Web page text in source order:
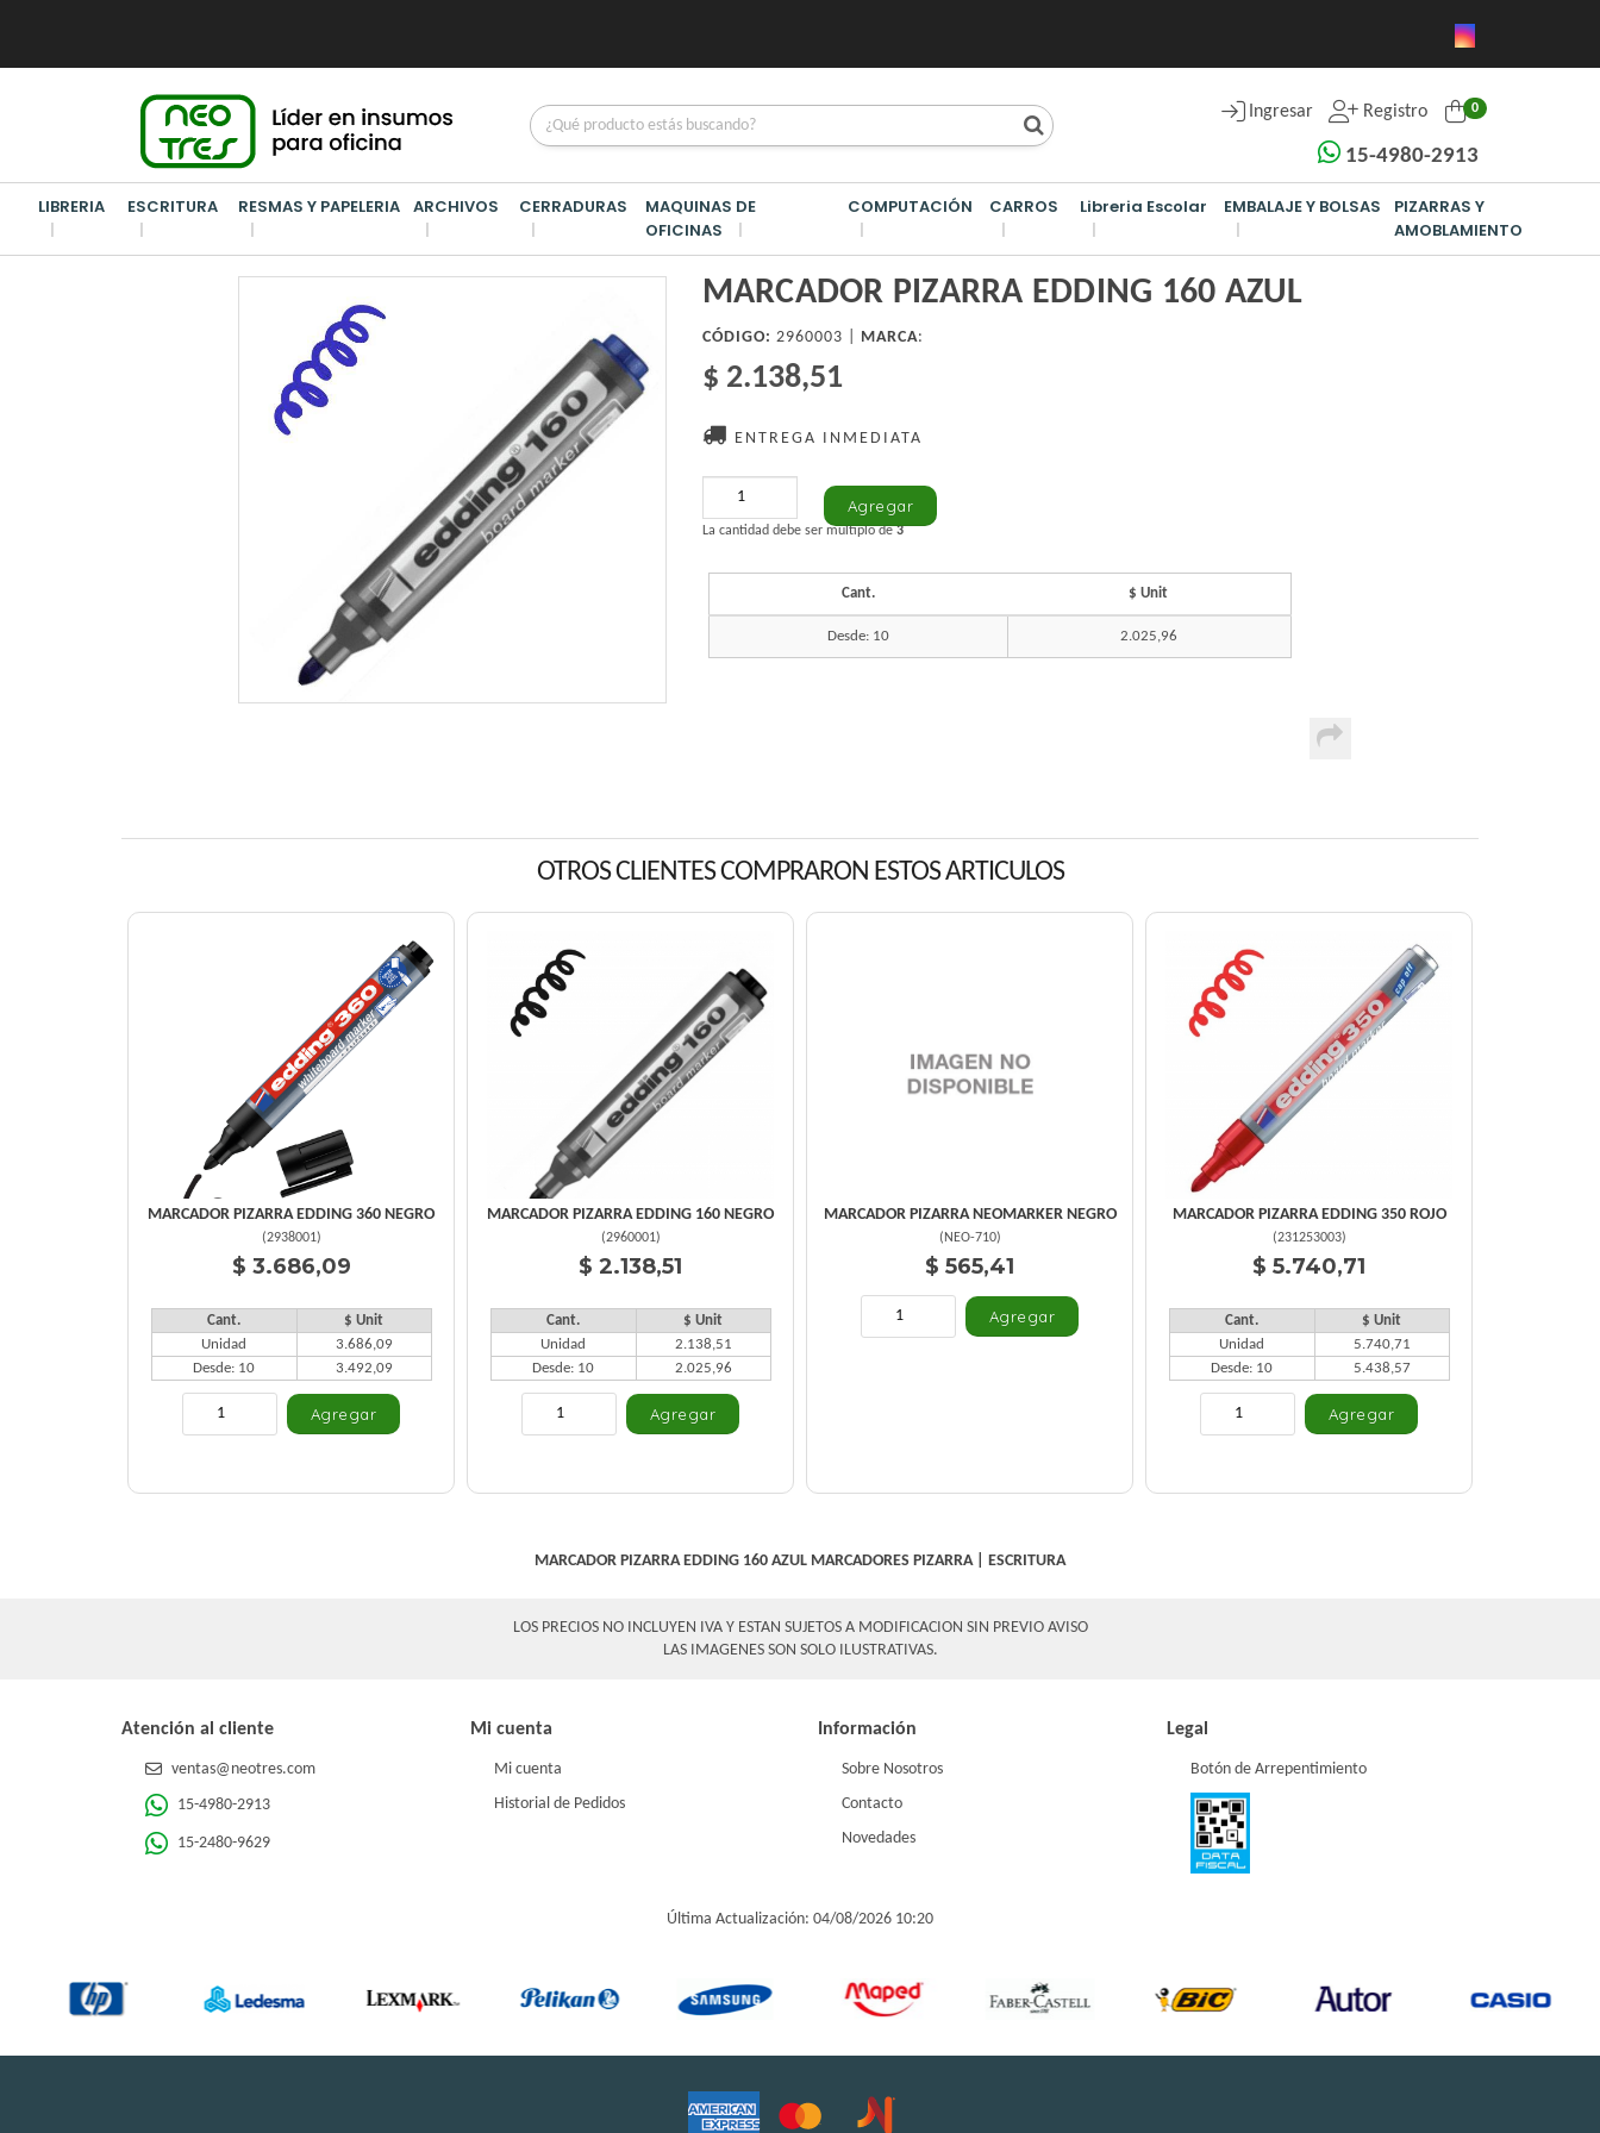
15-4980-2913
Ingresar Registro 0
LIBRERIA ESCRITURA RESMAS Y PAPELERIA ARCHIVOS CERRADURAS
MAQUINAS DE
OFICINAS
COMPUTACIÓN CARROS Libreria Escolar EMBALAJE Y BOLSAS
PIZARRAS Y
AMOBLAMIENTO
MARCADOR PIZARRA EDDING 160 AZUL
MARCADOR PIZARRA EDDING 160 AZUL
CÓDIGO: 2960003 | MARCA:
$ 2.138,51
ENTREGA INMEDIATA
La cantidad debe ser múltiplo de 3
Cant. $ Unit
Desde: 10 2.025,96
OTROS CLIENTES COMPRARON ESTOS ARTICULOS
MARCADOR PIZARRA EDDING 360 NEGRO
(2938001)
$ 3.686,09
Cant.
$ Unit
Unidad
3.686,09
Desde: 10
3.492,09
MARCADOR PIZARRA EDDING 160 NEGRO
(2960001)
$ 2.138,51
Cant.
$ Unit
Unidad
2.138,51
Desde: 10
2.025,96
MARCADOR PIZARRA NEOMARKER NEGRO
(NEO-710)
$ 565,41
MARCADOR PIZARRA EDDING 350 ROJO
(231253003)
$ 5.740,71
Cant.
$ Unit
Unidad
5.740,71
Desde: 10
5.438,57
MARCADOR PIZARRA EDDING 160 AZUL MARCADORES PIZARRA| ESCRITURA
LOS PRECIOS NO INCLUYEN IVA Y ESTAN SUJETOS A MODIFICACION SIN PREVIO AVISO
LAS IMAGENES SON SOLO ILUSTRATIVAS.
Atención al cliente
ventas@neotres.com
15-4980-2913
15-2480-9629
Mi cuenta
Mi cuenta
Historial de Pedidos
Información
Sobre Nosotros
Contacto
Novedades
Legal
Botón de Arrepentimiento
Última Actualización: 04/08/2026 10:20